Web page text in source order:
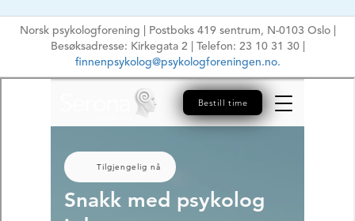
E-POSTADRESSE asteimler@hotmail.com
Ikke oppgi sensitiv
informasjon
Ungdom, Voksne,
Organisasjoner
Rådgivning,
Vurdering, Utredning,
Coaching, E-terapi,
Kurs/Foredrag, Meta
Norsk psykologforening | Postboks 419 sentrum, N-0103 Oslo |
Besøksadresse: Kirkegata 2 | Telefon: 23 10 31 30 |
finnenpsykolog@psykologforeningen.no.